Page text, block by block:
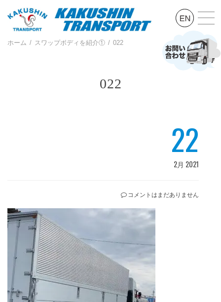
ホーム スワップボディを紹介① 022
022
22
2月 2021
コメントはまだありません